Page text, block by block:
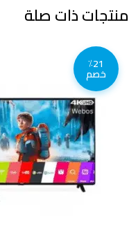
منتجات ذات صلة
٪21
خصم